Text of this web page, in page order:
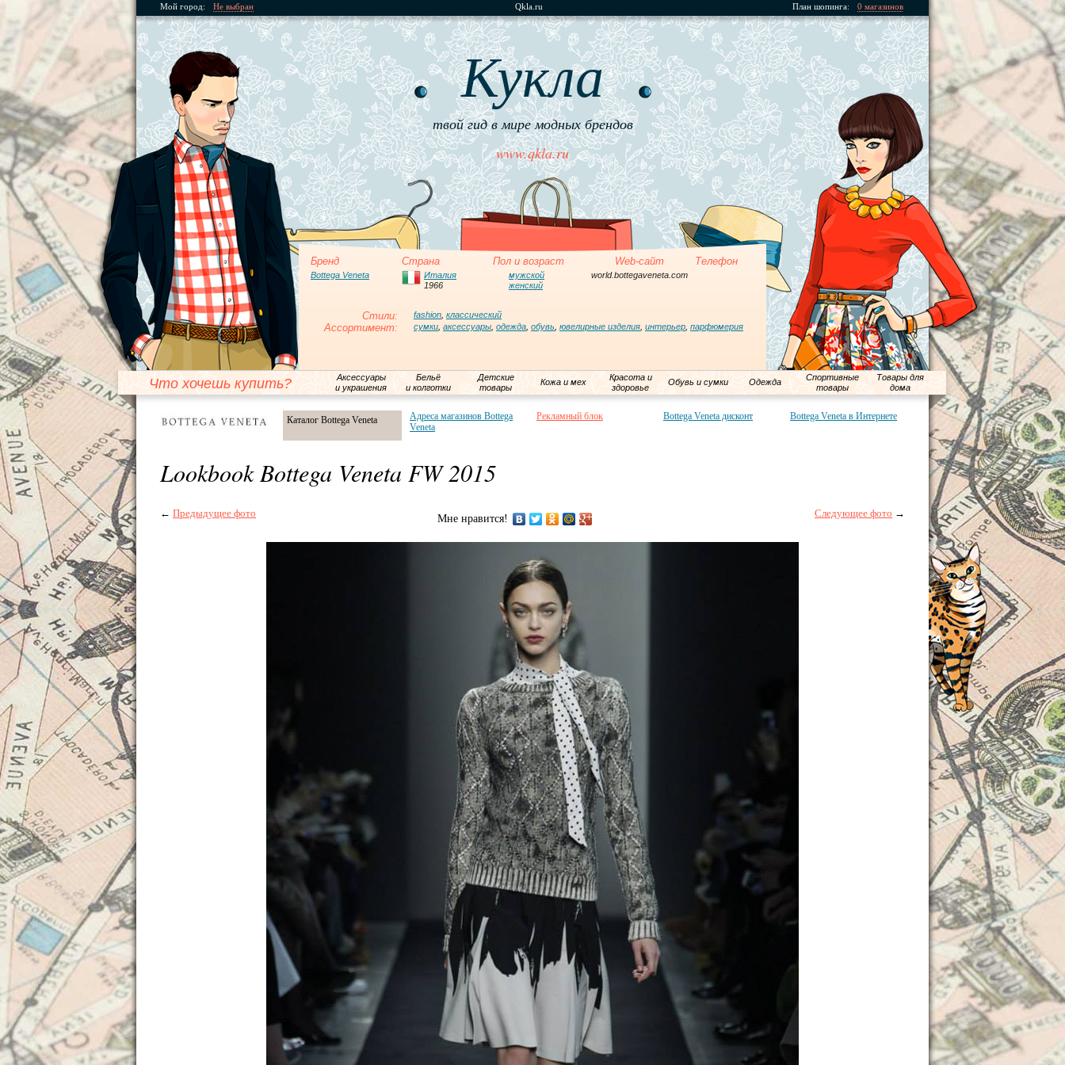
Мой город: Не выбран Qkla.ru План шопинга: 0 магазинов
Кукла
твой гид в мире модных брендов
www.qkla.ru
Бренд Страна Пол и возраст Web-сайт Телефон
Bottega Veneta
Италия
1966
мужской
женский
world.bottegaveneta.com
Стили: fashion классический
Ассортимент: сумки аксессуары одежда обувь ювелирные изделия интерьер парфюмерия
Что хочешь купить?
Аксессуары
и украшения
Бельё
и колготки
Детские
товары
Кожа и мех
Красота и
здоровье
Обувь и сумки Одежда
Спортивные
товары
Товары для
дома
Каталог Bottega Veneta
Адреса магазинов Bottega
Veneta
Рекламный блок Bottega Veneta дисконт Bottega Veneta в Интернете
Lookbook Bottega Veneta FW 2015
← Предыдущее фото Мне нравится! Следующее фото →